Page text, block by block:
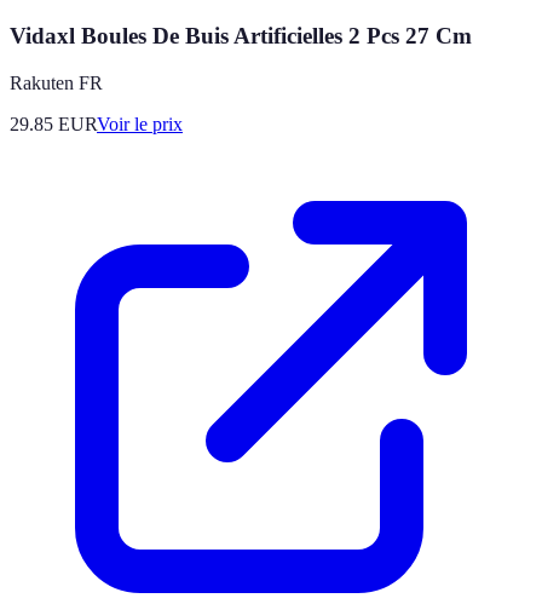
Vidaxl Boules De Buis Artificielles 2 Pcs 27 Cm
Rakuten FR
29.85 EURVoir le prix